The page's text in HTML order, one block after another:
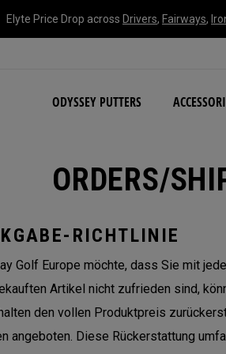
Elyte Price Drop across Drivers, Fairways,
ODYSSEY PUTTERS
ORDERS/
RICHTLINIE
Golf Europe möchte, dass Sie mit
Artikel nicht zufrieden sind,
den vollen Produktpreis
angeboten. Diese Rückerstattung